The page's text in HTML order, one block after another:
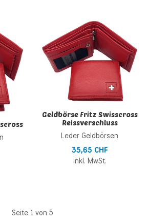
Zur Wunschliste hinzufügen
Zur Vergleichsliste hinzufügen
Schnellansicht
Geldbörse Fritz Swisscross
Reissverschluss
Leder Geldbörsen
35,65 CHF
inkl. MwSt.
Seite 1 von 5